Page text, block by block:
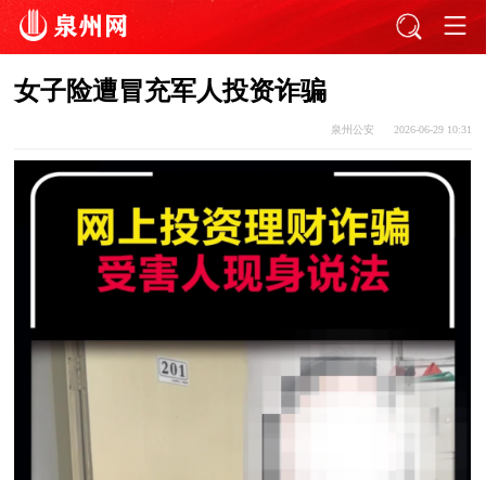
女子险遭冒充军人投资诈骗
泉州公安 2026-06-29 10:31